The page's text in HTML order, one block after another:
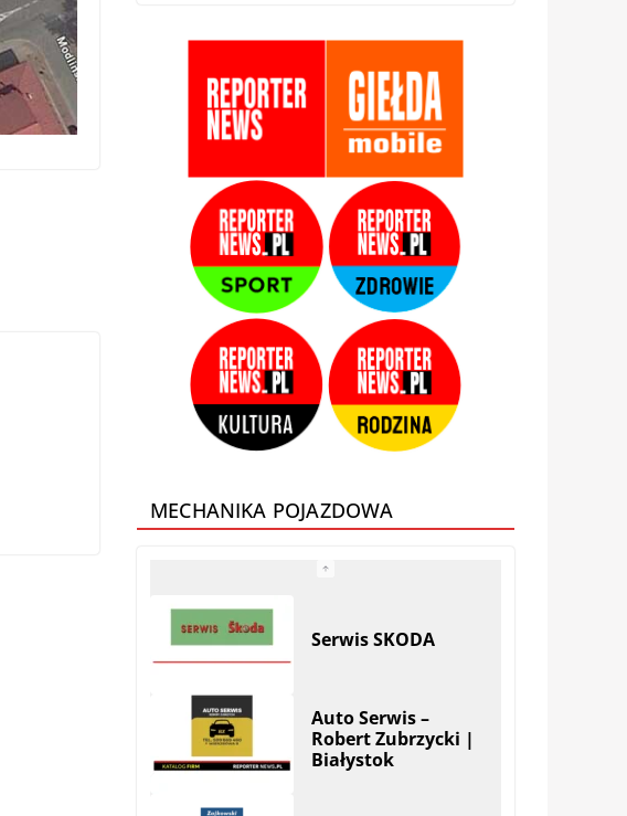
HERA Drzwi&Okna
StolMarik – okna i
drzwi | Białystok
Zamis Producent |
Białystok –
Zaścianki
MECHANIKA POJAZDOWA
Robert Zubrzycki |
Zajkowski BOSCH
Diesel Service